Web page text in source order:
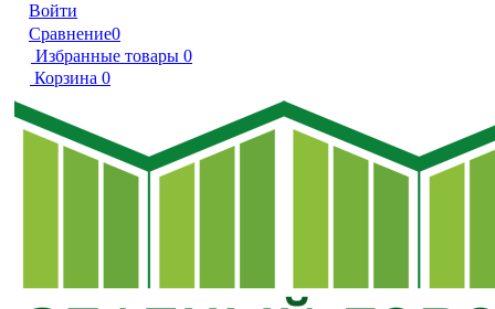
Войти
Сравнение0
Избранные товары 0
Корзина 0